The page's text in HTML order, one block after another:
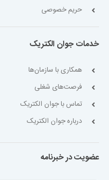
حریم خصوصی
خدمات جوان الکتریک
همکاری با سازمان‌ها
فرصت‌های شغلی
تماس با جوان الکتریک
درباره جوان الکتریک
عضویت در خبرنامه